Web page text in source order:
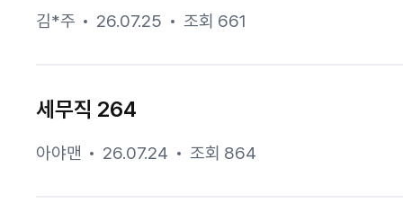
김*주 26.07.25 조회 661
세무직 264
아야맨 26.07.24 조회 864